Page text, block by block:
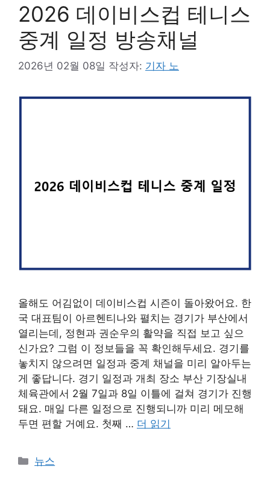
2026 데이비스컵 테니스
중계 일정 방송채널
2026년 02월 08일 작성자: 기자 노
올해도 어김없이 데이비스컵 시즌이 돌아왔어요. 한
국 대표팀이 아르헨티나와 펼치는 경기가 부산에서
열리는데, 정현과 권순우의 활약을 직접 보고 싶으
신가요? 그럼 이 정보들을 꼭 확인해두세요. 경기를
놓치지 않으려면 일정과 중계 채널을 미리 알아두는
게 좋답니다. 경기 일정과 개최 장소 부산 기장실내
체육관에서 2월 7일과 8일 이틀에 걸쳐 경기가 진행
돼요. 매일 다른 일정으로 진행되니까 미리 메모해
두면 편할 거예요. 첫째 … 더 읽기
카
뉴스